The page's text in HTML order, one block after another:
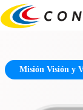
Saltar
al
contenido
Misión Visión y